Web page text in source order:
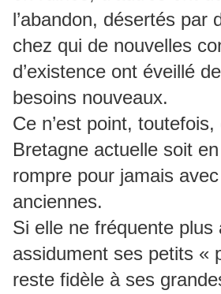
l’abandon, désertés par
chez qui de nouvelles
d’existence ont éveillé
besoins nouveaux.
Ce n’est point, toutefois,
Bretagne actuelle soit
rompre pour jamais
anciennes.
Si elle ne fréquente plus
assidument ses petits «
reste fidèle à ses